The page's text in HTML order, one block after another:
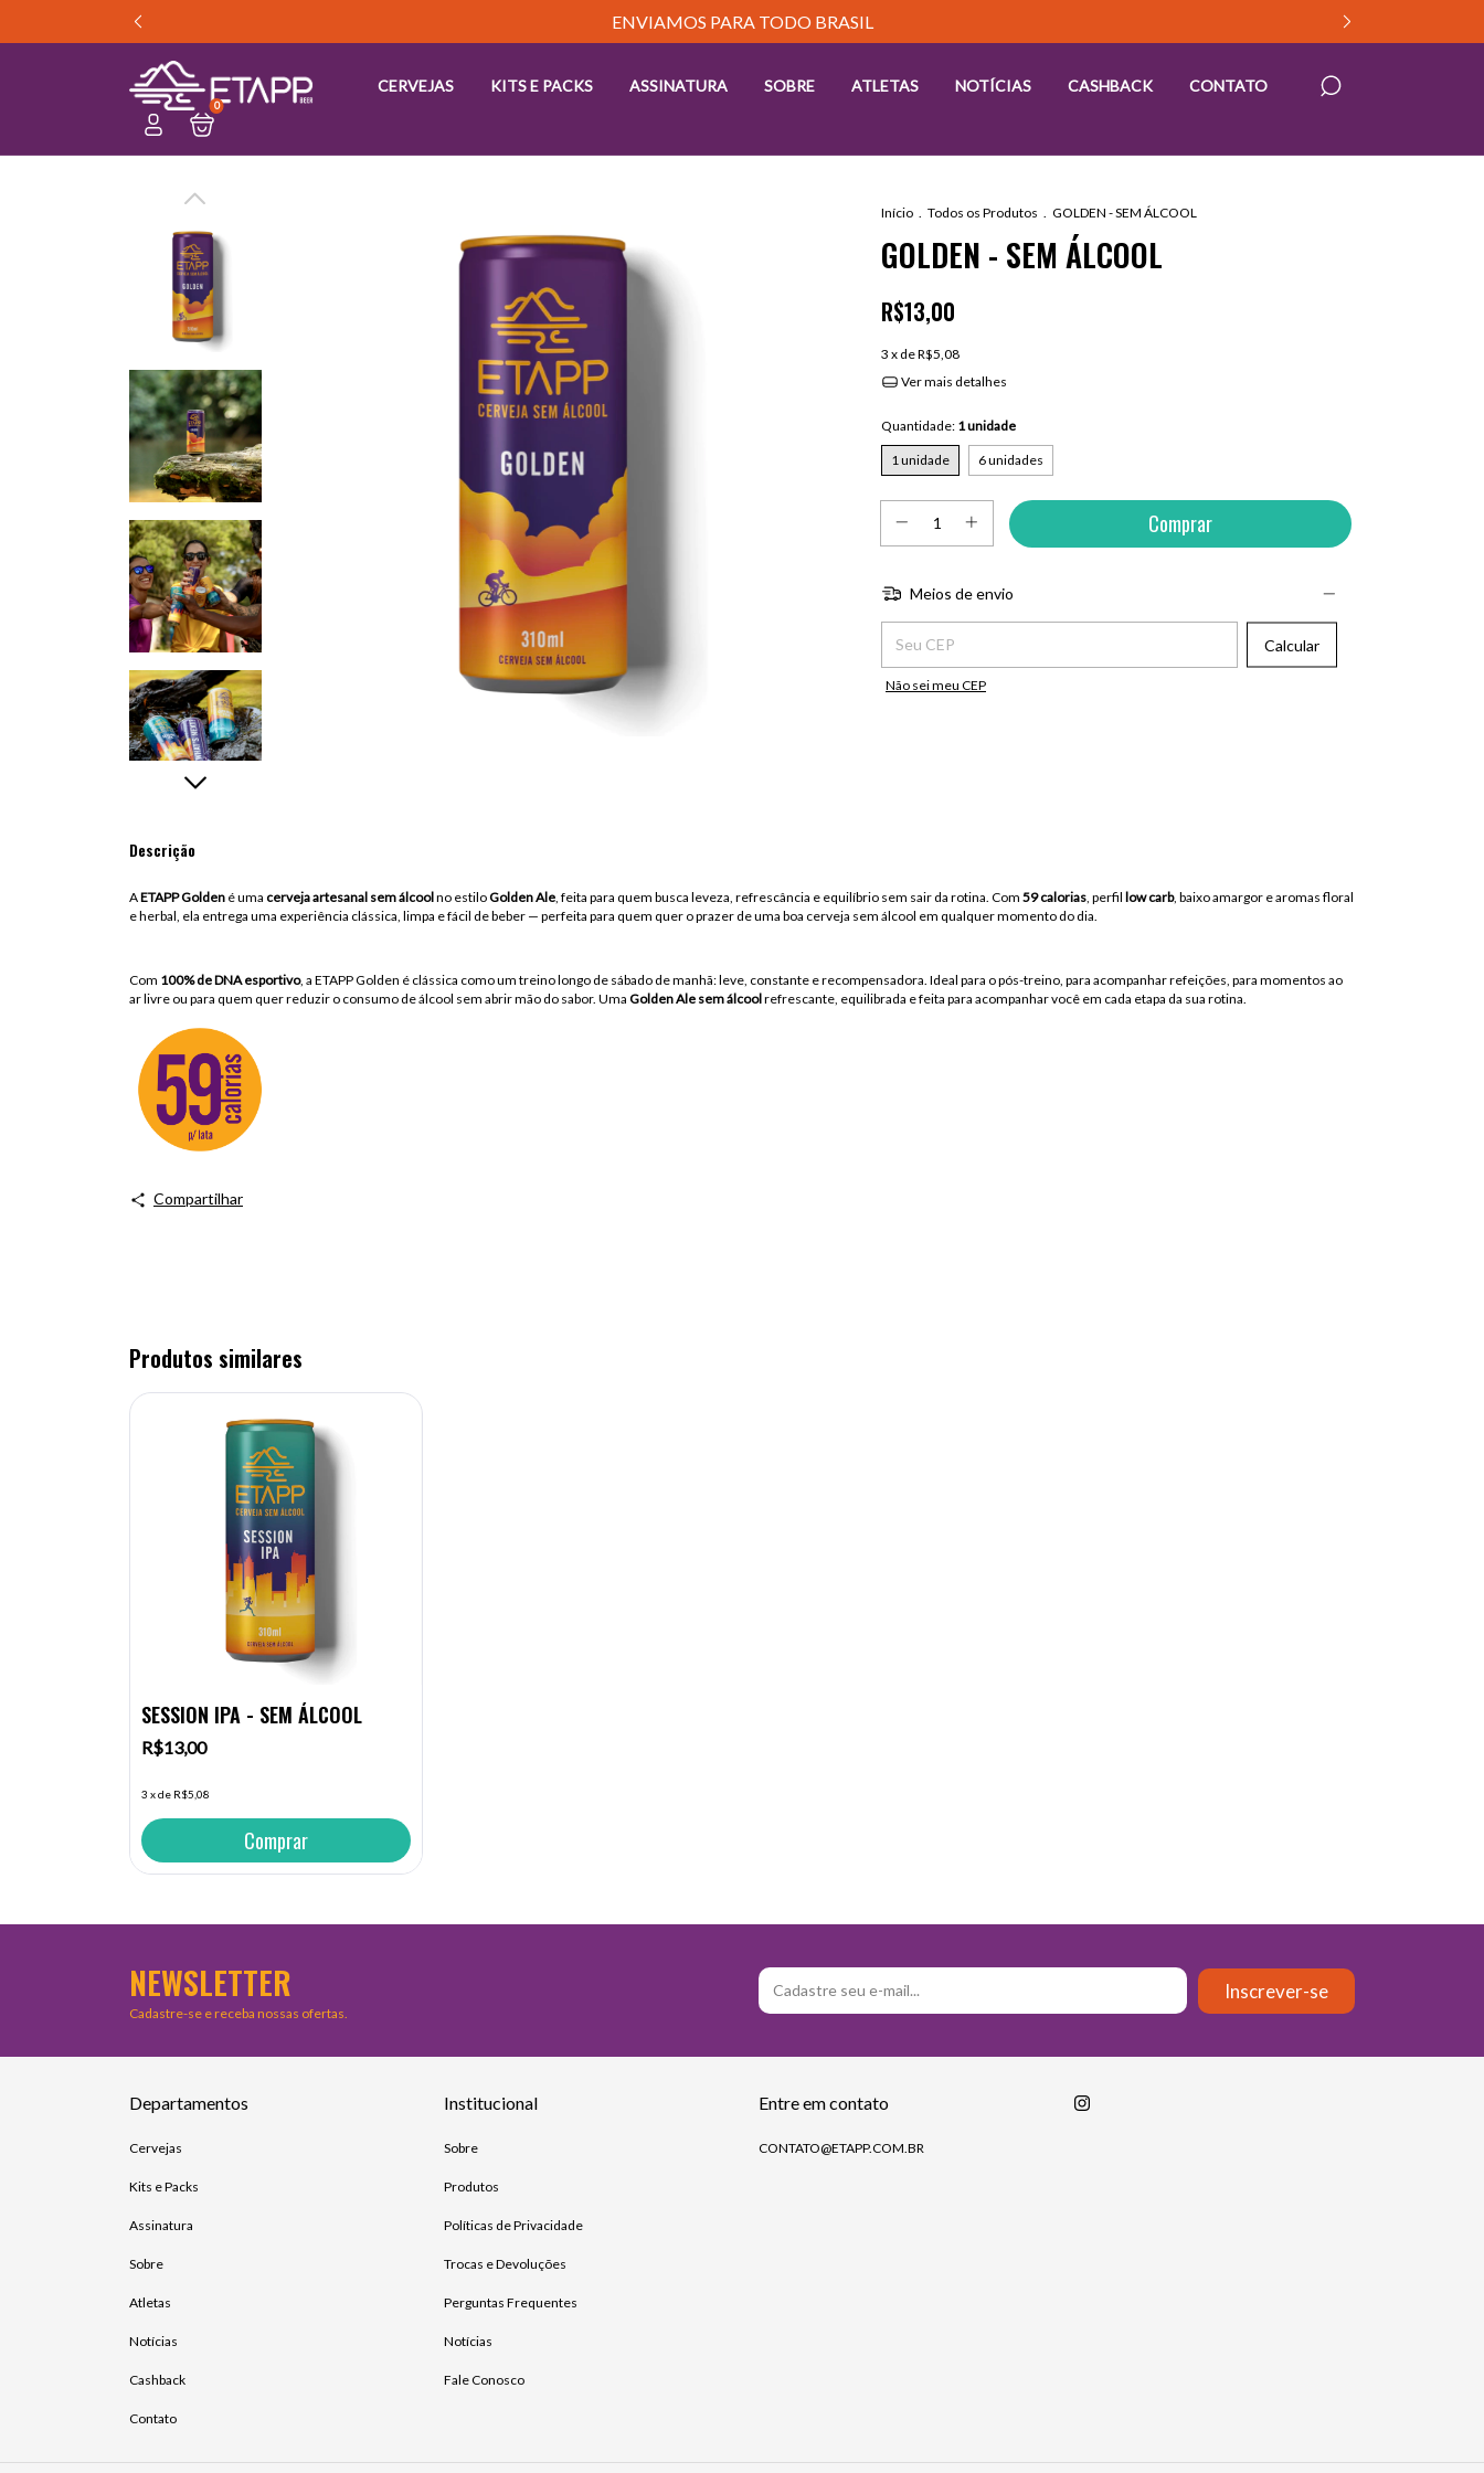
ENVIAMOS PARA TODO BRASIL
CERVEJAS KITS E PACKS ASSINATURA SOBRE ATLETAS NOTÍCIAS CASHBACK CONTATO
0
Início . Todos os Produtos . GOLDEN - SEM ÁLCOOL
GOLDEN - SEM ÁLCOOL
R$13,00
3 x deR$5,08
Ver mais detalhes
Quantidade: 1 unidade
1 unidade 6 unidades
Meios de envio
Entregas para o CEP:
Calcular
Não sei meu CEP
Descrição
AETAPP Golden é uma cerveja artesanal sem álcoolno estiloGolden Ale, feita para quem busca leveza, refrescância e equilíbrio sem sair da rotina. Com 59 calorias, perfil low carb, baixo amargor e aromas floral
e herbal, ela entrega uma experiência clássica, limpa e fácil de beber — perfeita para quem quer o prazer de uma boa cerveja sem álcool em qualquer momento do dia.
Com 100% de DNA esportivo, a ETAPP Golden é clássica como um treino longo de sábado de manhã: leve, constante e recompensadora. Ideal para o pós-treino, para acompanhar refeições, para momentos ao
ar livre ou para quem quer reduzir o consumo de álcool sem abrir mão do sabor. Uma Golden Ale sem álcoolrefrescante, equilibrada e feita para acompanhar você em cada etapa da sua rotina.
Compartilhar
Produtos similares
SESSION IPA - SEM ÁLCOOL
R$13,00
3 xde R$5,08
Comprar
NEWSLETTER
Cadastre-se e receba nossas ofertas.
Departamentos
Cervejas
Kits e Packs
Assinatura
Sobre
Atletas
Notícias
Cashback
Contato
Institucional
Sobre
Produtos
Políticas de Privacidade
Trocas e Devoluções
Perguntas Frequentes
Notícias
Fale Conosco
Entre em contato
CONTATO@ETAPP.COM.BR